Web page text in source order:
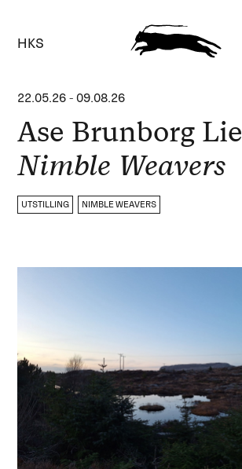
HKS
22.05.26 -09.08.26
Ase Brunborg Lie
Nimble Weavers
UTSTILLING NIMBLE WEAVERS